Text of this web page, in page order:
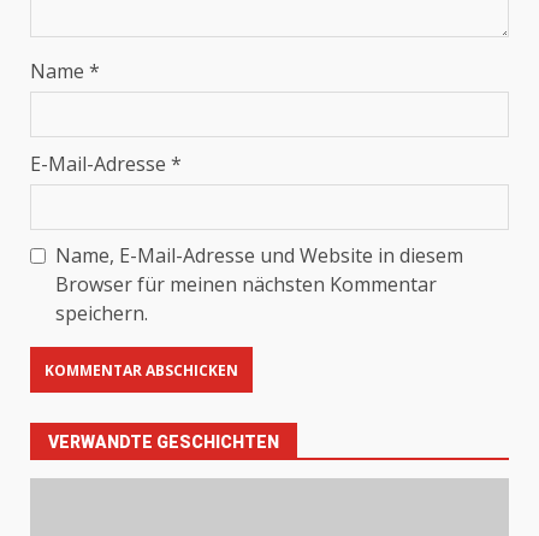
Name *
E-Mail-Adresse *
Name, E-Mail-Adresse und Website in diesem
Browser für meinen nächsten Kommentar
speichern.
VERWANDTE GESCHICHTEN